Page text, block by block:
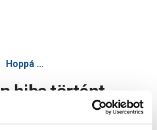
Hoppá ...
hiba történt